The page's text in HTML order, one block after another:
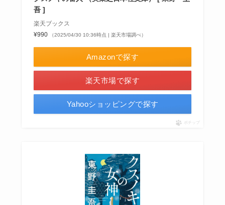
吾 ]
楽天ブックス
¥990
（2025/04/30 10:36時点 | 楽天市場調べ）
Amazonで探す
楽天市場で探す
Yahooショッピングで探す
ポチップ